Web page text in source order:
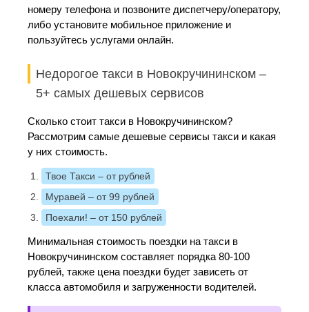
номеру телефона и позвоните диспетчеру/оператору,
либо установите мобильное приложение и
пользуйтесь услугами онлайн.
Недорогое такси в Новокручининском –
5+ самых дешевых сервисов
Сколько стоит такси в Новокручининском?
Рассмотрим самые дешевые сервисы такси и какая
у них стоимость.
Твое Такси – от рублей
Муравей – от 99 рублей
Поехали! – от 150 рублей
Минимальная стоимость поездки на такси в
Новокручининском составляет порядка 80-100
рублей, также цена поездки будет зависеть от
класса автомобиля и загруженности водителей.